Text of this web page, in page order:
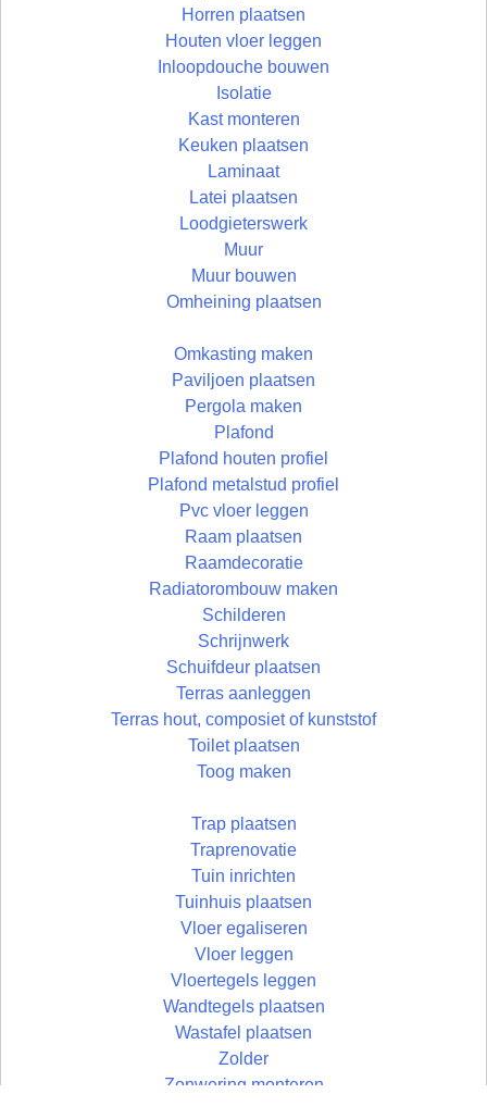
Horren plaatsen
Houten vloer leggen
Inloopdouche bouwen
Isolatie
Kast monteren
Keuken plaatsen
Laminaat
Latei plaatsen
Loodgieterswerk
Muur
Muur bouwen
Omheining plaatsen
Omkasting maken
Paviljoen plaatsen
Pergola maken
Plafond
Plafond houten profiel
Plafond metalstud profiel
Pvc vloer leggen
Raam plaatsen
Raamdecoratie
Radiatorombouw maken
Schilderen
Schrijnwerk
Schuifdeur plaatsen
Terras aanleggen
Terras hout, composiet of kunststof
Toilet plaatsen
Toog maken
Trap plaatsen
Traprenovatie
Tuin inrichten
Tuinhuis plaatsen
Vloer egaliseren
Vloer leggen
Vloertegels leggen
Wandtegels plaatsen
Wastafel plaatsen
Zolder
Zonwering monteren